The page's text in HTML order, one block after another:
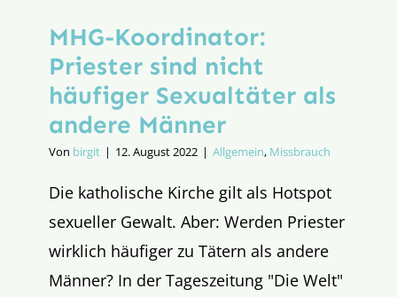
MHG-Koordinator:
Priester sind nicht
häufiger Sexualtäter als
andere Männer
Von birgit | 12. August 2022 | Allgemein, Missbrauch
Die katholische Kirche gilt als Hotspot
sexueller Gewalt. Aber: Werden Priester
wirklich häufiger zu Tätern als andere
Männer? In der Tageszeitung "Die Welt"